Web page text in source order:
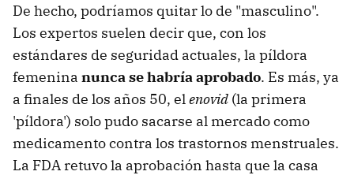
De hecho, podríamos quitar lo de "masculino".
Los expertos suelen decir que, con los
estándares de seguridad actuales, la píldora
femenina nunca se habría aprobado. Es más, ya
a finales de los años 50, elenovid (la primera
'píldora') solo pudo sacarse al mercado como
medicamento contra los trastornos menstruales.
La FDA retuvo la aprobación hasta que la casa